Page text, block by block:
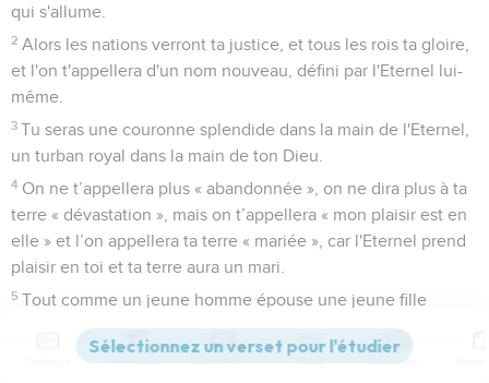
qui s'allume.
2 Alors les nations verront ta justice, et tous les rois ta gloire,
et l'on t'appellera d'un nom nouveau, défini par l'Eternel lui-
même.
3 Tu seras une couronne splendide dans la main de l'Eternel,
un turban royal dans la main de ton Dieu.
4 On ne t’appellera plus « abandonnée », on ne dira plus à ta
terre « dévastation », mais on t’appellera « mon plaisir est en
elle » et l’on appellera ta terre « mariée », car l'Eternel prend
plaisir en toi et ta terre aura un mari.
5 Tout comme un jeune homme épouse une jeune fille
vierge, tes descendants deviendront pour toi pareils à des
époux, et tout comme la fiancée fait la joie de son fiancé, tu
Versions Commentaires Strong